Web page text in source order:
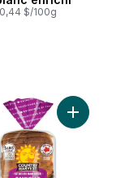
$/100g
pain Hot Dog au
Ajouter